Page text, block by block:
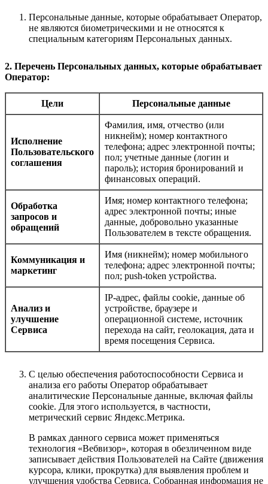
Персональные данные, которые обрабатывает Оператор,
не являются биометрическими и не относятся к
специальным категориям Персональных данных.
2. Перечень Персональных данных, которые обрабатывает
Оператор:
Цели Персональные данные
Исполнение
Пользовательского
соглашения
Фамилия, имя, отчество (или
никнейм); номер контактного
телефона; адрес электронной почты;
пол; учетные данные (логин и
пароль); история бронирований и
финансовых операций.
Обработка
запросов и
обращений
Имя; номер контактного телефона;
адрес электронной почты; иные
данные, добровольно указанные
Пользователем в тексте обращения.
Коммуникация и
маркетинг
Имя (никнейм); номер мобильного
телефона; адрес электронной почты;
пол; push-token устройства.
Анализ и
улучшение
Сервиса
IP-адрес, файлы cookie, данные об
устройстве, браузере и
операционной системе, источник
перехода на сайт, геолокация, дата и
время посещения Сервиса.
С целью обеспечения работоспособности Сервиса и
анализа его работы Оператор обрабатывает
аналитические Персональные данные, включая файлы
cookie. Для этого используется, в частности,
метрический сервис Яндекс.Метрика.
В рамках данного сервиса может применяться
технология «Вебвизор», которая в обезличенном виде
записывает действия Пользователей на Сайте (движения
курсора, клики, прокрутка) для выявления проблем и
улучшения удобства Сервиса. Собранная информация не